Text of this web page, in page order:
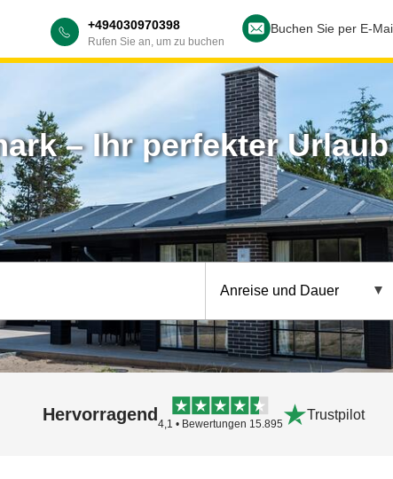
+494030970398
Rufen Sie an, um zu buchen
Buchen Sie per E-
– Ihr perfekter
Anreise und Dauer
Hervorragend 4,1 • Bewertungen 15.895
Trustpilot